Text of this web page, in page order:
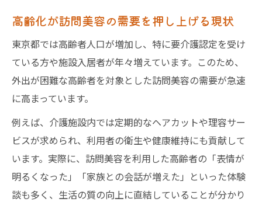
高齢化が訪問美容の需要を押し上げる現状
東京都では高齢者人口が増加し、特に要介護認定を受け
ている方や施設入居者が年々増えています。このため、
外出が困難な高齢者を対象とした訪問美容の需要が急速
に高まっています。
例えば、介護施設内では定期的なヘアカットや理容サー
ビスが求められ、利用者の衛生や健康維持にも貢献して
います。実際に、訪問美容を利用した高齢者の「表情が
明るくなった」「家族との会話が増えた」といった体験
談も多く、生活の質の向上に直結していることが分かり